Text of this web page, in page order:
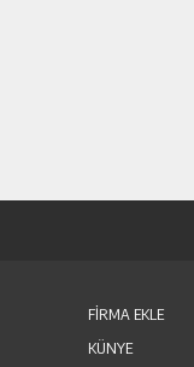
FİRMA EKLE
KÜNYE